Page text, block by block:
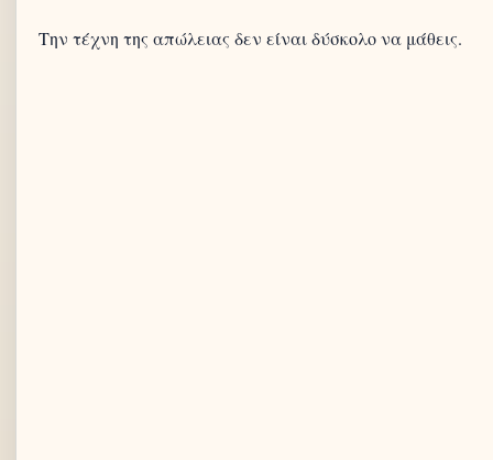
Την τέχνη της απώλειας δεν είναι δύσκολο να μάθεις.